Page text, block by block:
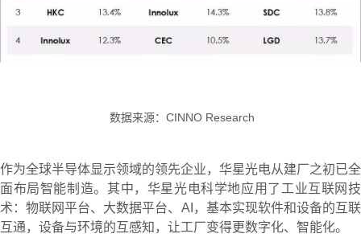
数据来源：CINNO Research
作为全球半导体显示领域的领先企业，华星光电从建厂之初已全
面布局智能制造。其中，华星光电科学地应用了工业互联网技
术：物联网平台、大数据平台、AI，基本实现软件和设备的互联
互通，设备与环境的互感知，让工厂变得更数字化、智能化。